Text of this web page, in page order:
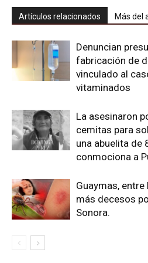
Artículos relacionados Más del
Denuncian
fabricación de
vinculado al
vitaminados
La asesinaron
cemitas para
una abuelita de
conmociona a
Guaymas,
más decesos
Sonora.